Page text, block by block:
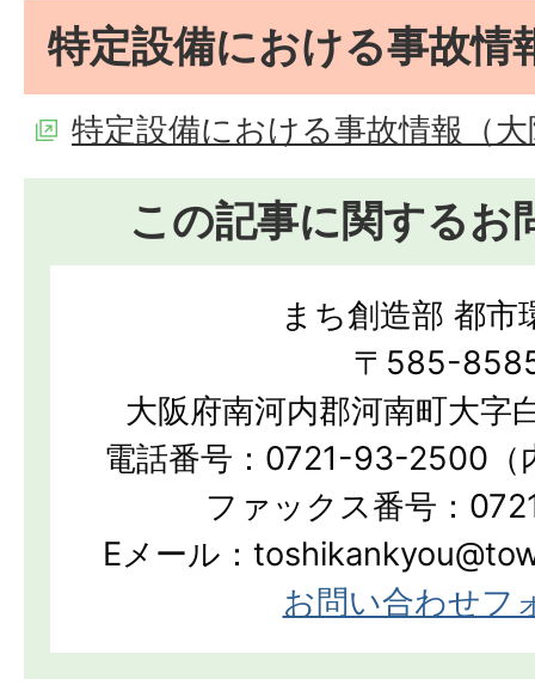
特定設備における事故情
特定設備における事故情報（
この記事に関するお
まち創造部 都市
〒585-
大阪府南河内郡河南町大字
電話番号：0721-93-2500（
ファックス番号：
Eメール：
お問い合わせフ